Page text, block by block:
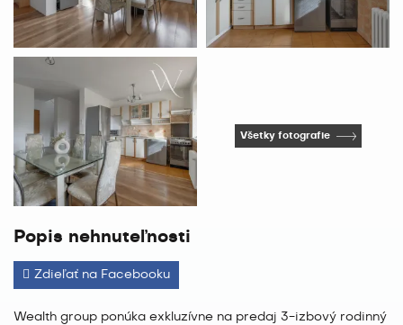
Všetky fotografie
Popis nehnuteľnosti
Zdieľať na Facebooku
Wealth group ponúka exkluzívne na predaj 3-izbový rodinný